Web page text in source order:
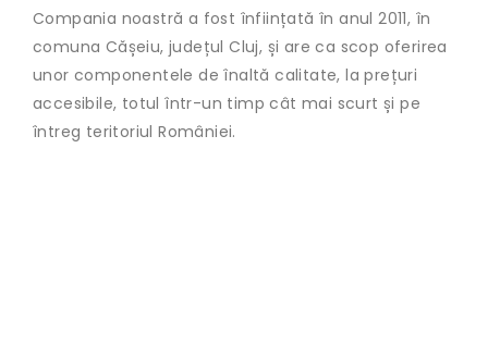
Compania noastră a fost înființată în anul 2011, în
comuna Cășeiu, județul Cluj, și are ca scop oferirea
unor componentele de înaltă calitate, la prețuri
accesibile, totul într-un timp cât mai scurt și pe
întreg teritoriul României.